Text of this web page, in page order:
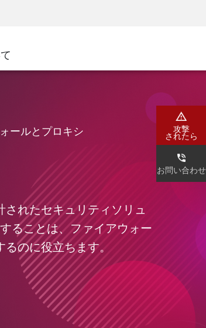
ールとプロキシ
れたセキュリティソリュ
ることは、ファイアウォー
のに役立ちます。
攻撃
されたら
お問い合わせ